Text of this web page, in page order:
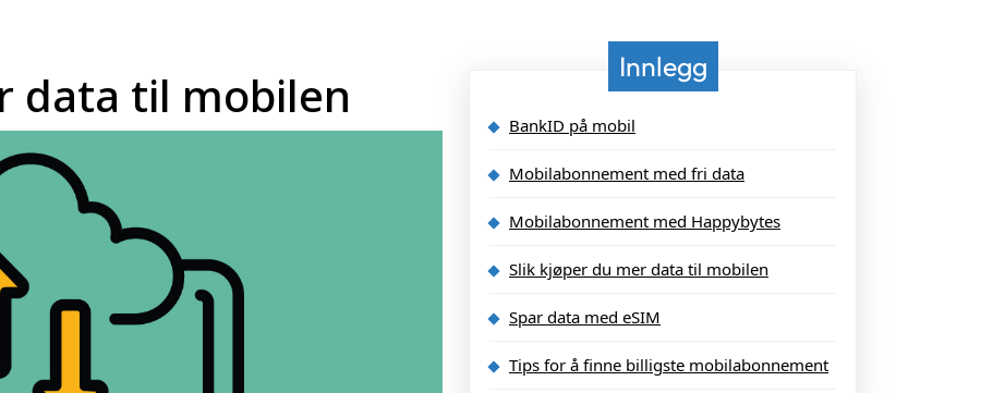
data til mobilen Innlegg
BankID på mobil
Mobilabonnement med fri data
Mobilabonnement med Happybytes
Slik kjøper du mer data til mobilen
Spar data med eSIM
Tips for å finne billigste mobilabonnement